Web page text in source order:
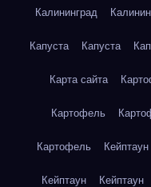
Калининград
Капуста Капуста
Карта сайта
Картофель
Картофель Кейптаун
Кейптаун Кейптаун